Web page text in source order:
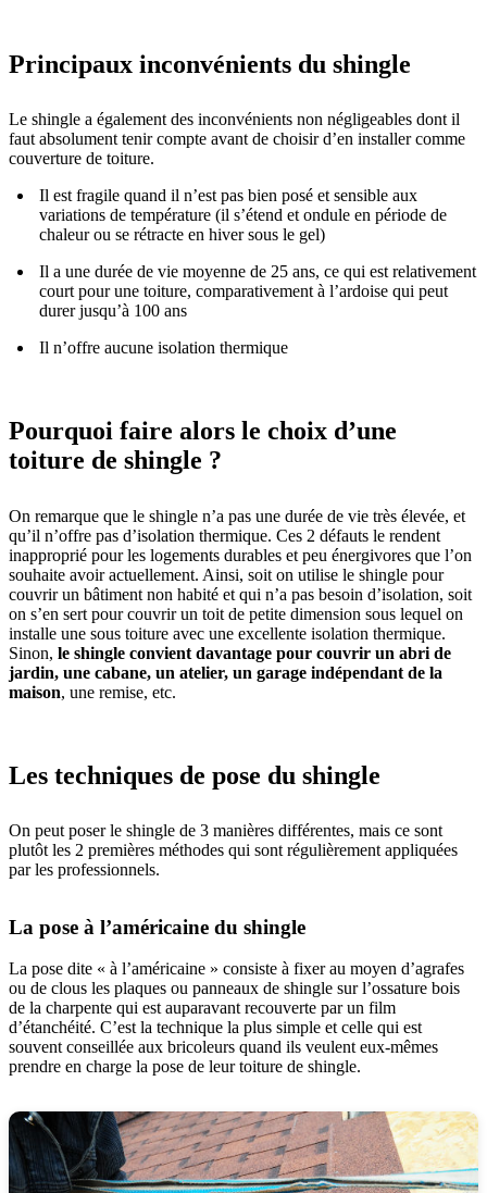
Principaux inconvénients du shingle
Le shingle a également des inconvénients non négligeables dont il
faut absolument tenir compte avant de choisir d’en installer comme
couverture de toiture.
Il est fragile quand il n’est pas bien posé et sensible aux
variations de température (il s’étend et ondule en période de
chaleur ou se rétracte en hiver sous le gel)
Il a une durée de vie moyenne de 25 ans, ce qui est relativement
court pour une toiture, comparativement à l’ardoise qui peut
durer jusqu’à 100 ans
Il n’offre aucune isolation thermique
Pourquoi faire alors le choix d’une
toiture de shingle ?
On remarque que le shingle n’a pas une durée de vie très élevée, et
qu’il n’offre pas d’isolation thermique. Ces 2 défauts le rendent
inapproprié pour les logements durables et peu énergivores que l’on
souhaite avoir actuellement. Ainsi, soit on utilise le shingle pour
couvrir un bâtiment non habité et qui n’a pas besoin d’isolation, soit
on s’en sert pour couvrir un toit de petite dimension sous lequel on
installe une sous toiture avec une excellente isolation thermique.
Sinon, le shingle convient davantage pour couvrir un abri de
jardin, une cabane, un atelier, un garage indépendant de la
maison, une remise, etc.
Les techniques de pose du shingle
On peut poser le shingle de 3 manières différentes, mais ce sont
plutôt les 2 premières méthodes qui sont régulièrement appliquées
par les professionnels.
La pose à l’américaine du shingle
La pose dite « à l’américaine » consiste à fixer au moyen d’agrafes
ou de clous les plaques ou panneaux de shingle sur l’ossature bois
de la charpente qui est auparavant recouverte par un film
d’étanchéité. C’est la technique la plus simple et celle qui est
souvent conseillée aux bricoleurs quand ils veulent eux-mêmes
prendre en charge la pose de leur toiture de shingle.